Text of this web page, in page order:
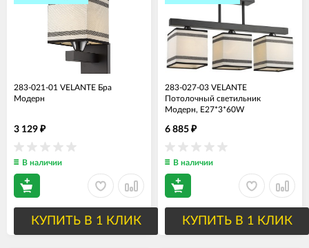
283-021-01 VELANTE Бра
Модерн
3 129 ₽
В наличии
КУПИТЬ В 1 КЛИК
283-027-03 VELANTE
Потолочный светильник
Модерн, E27*3*60W
6 885 ₽
В наличии
КУПИТЬ В 1 КЛИК